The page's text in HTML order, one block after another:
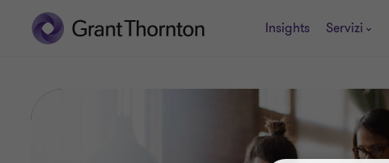
Insights Servizi